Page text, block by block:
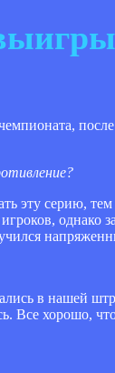
эту серию,
однако
в нашей
Все хорошо,